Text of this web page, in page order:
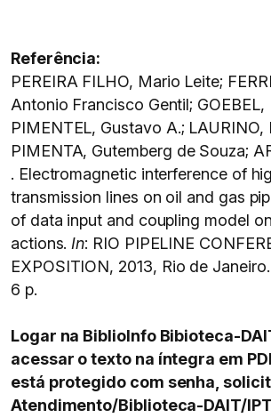
Referência:
PEREIRA FILHO, Mario Leite;
Antonio Francisco Gentil; GOEBEL,
PIMENTEL, Gustavo A.; LAURINO,
PIMENTA, Gutemberg de Souza;
. Electromagnetic interference of
transmission lines on oil and gas
of data input and coupling model
actions. In: RIO PIPELINE
EXPOSITION, 2013, Rio de Janeiro.
6 p.
Logar na BiblioInfo Bibioteca-
acessar o texto na íntegra em
está protegido com senha,
Atendimento/Biblioteca-DAIT/